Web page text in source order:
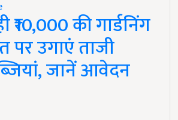
₹10,000 की गार्डनिंग
उगाएं ताजी
जानें आवेदन